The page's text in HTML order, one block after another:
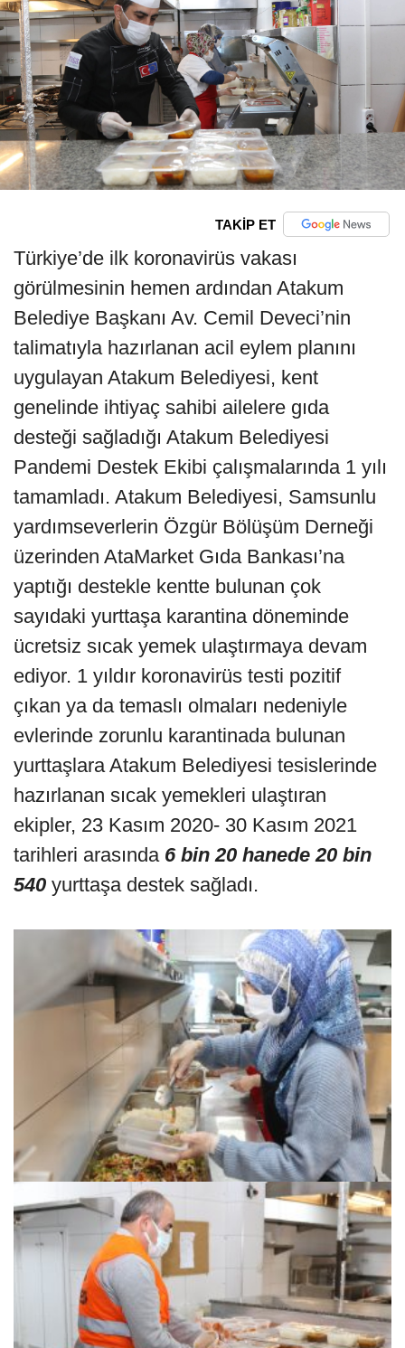
TAKİP ET
Türkiye’de ilk koronavirüs vakası
görülmesinin hemen ardından Atakum
Belediye Başkanı Av. Cemil Deveci’nin
talimatıyla hazırlanan acil eylem planını
uygulayan Atakum Belediyesi, kent
genelinde ihtiyaç sahibi ailelere gıda
desteği sağladığı Atakum Belediyesi
Pandemi Destek Ekibi çalışmalarında 1 yılı
tamamladı. Atakum Belediyesi, Samsunlu
yardımseverlerin Özgür Bölüşüm Derneği
üzerinden AtaMarket Gıda Bankası’na
yaptığı destekle kentte bulunan çok
sayıdaki yurttaşa karantina döneminde
ücretsiz sıcak yemek ulaştırmaya devam
ediyor. 1 yıldır koronavirüs testi pozitif
çıkan ya da temaslı olmaları nedeniyle
evlerinde zorunlu karantinada bulunan
yurttaşlara Atakum Belediyesi tesislerinde
hazırlanan sıcak yemekleri ulaştıran
ekipler, 23 Kasım 2020- 30 Kasım 2021
tarihleri arasında 6 bin 20 hanede 20 bin
540 yurttaşa destek sağladı.